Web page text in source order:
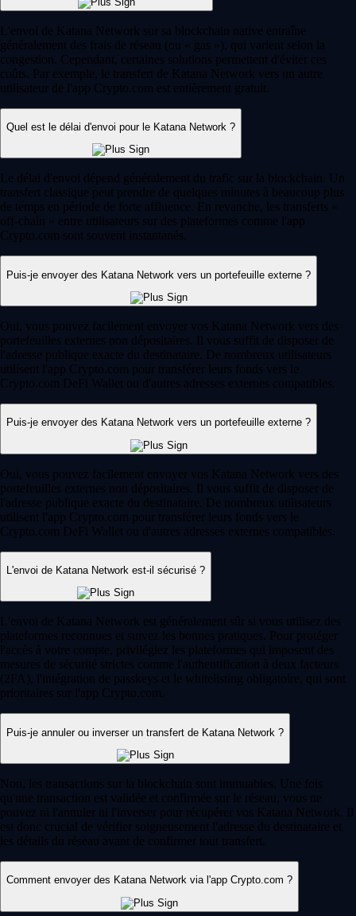
L'envoi de Katana Network sur sa blockchain native entraîne
généralement des frais de réseau (ou « gas »), qui varient selon la
congestion. Cependant, certaines solutions permettent d'éviter ces
coûts. Par exemple, le transfert de Katana Network vers un autre
utilisateur de l'app Crypto.com est entièrement gratuit.
Quel est le délai d'envoi pour le Katana Network ?
Le délai d'envoi dépend généralement du trafic sur la blockchain. Un
transfert classique peut prendre de quelques minutes à beaucoup plus
de temps en période de forte affluence. En revanche, les transferts «
off-chain » entre utilisateurs sur des plateformes comme l'app
Crypto.com sont souvent instantanés.
Puis-je envoyer des Katana Network vers un portefeuille externe ?
Oui, vous pouvez facilement envoyer vos Katana Network vers des
portefeuilles externes non dépositaires. Il vous suffit de disposer de
l'adresse publique exacte du destinataire. De nombreux utilisateurs
utilisent l'app Crypto.com pour transférer leurs fonds vers le
Crypto.com DeFi Wallet ou d'autres adresses externes compatibles.
Puis-je envoyer des Katana Network vers un portefeuille externe ?
Oui, vous pouvez facilement envoyer vos Katana Network vers des
portefeuilles externes non dépositaires. Il vous suffit de disposer de
l'adresse publique exacte du destinataire. De nombreux utilisateurs
utilisent l'app Crypto.com pour transférer leurs fonds vers le
Crypto.com DeFi Wallet ou d'autres adresses externes compatibles.
L'envoi de Katana Network est-il sécurisé ?
L'envoi de Katana Network est généralement sûr si vous utilisez des
plateformes reconnues et suivez les bonnes pratiques. Pour protéger
l'accès à votre compte, privilégiez les plateformes qui imposent des
mesures de sécurité strictes comme l'authentification à deux facteurs
(2FA), l'intégration de passkeys et le whitelisting obligatoire, qui sont
prioritaires sur l'app Crypto.com.
Puis-je annuler ou inverser un transfert de Katana Network ?
Non, les transactions sur la blockchain sont immuables. Une fois
qu'une transaction est validée et confirmée sur le réseau, vous ne
pouvez ni l'annuler ni l'inverser pour récupérer vos Katana Network. Il
est donc crucial de vérifier soigneusement l'adresse du destinataire et
les détails du réseau avant de confirmer tout transfert.
Comment envoyer des Katana Network via l'app Crypto.com ?